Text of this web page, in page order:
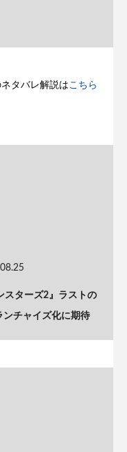
タバレ解説はこちら
スターズ2』ラストの
ンチャイズ化に期待